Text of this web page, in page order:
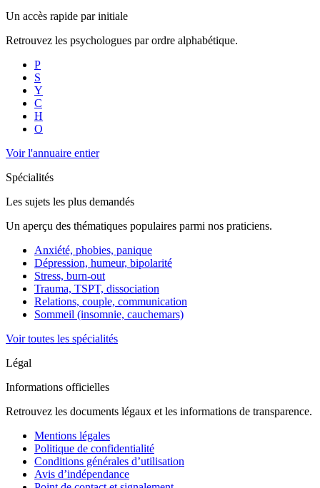
Un accès rapide par initiale
Retrouvez les psychologues par ordre alphabétique.
P
S
Y
C
H
O
Voir l'annuaire entier
Spécialités
Les sujets les plus demandés
Un aperçu des thématiques populaires parmi nos praticiens.
Anxiété, phobies, panique
Dépression, humeur, bipolarité
Stress, burn-out
Trauma, TSPT, dissociation
Relations, couple, communication
Sommeil (insomnie, cauchemars)
Voir toutes les spécialités
Légal
Informations officielles
Retrouvez les documents légaux et les informations de transparence.
Mentions légales
Politique de confidentialité
Conditions générales d’utilisation
Avis d’indépendance